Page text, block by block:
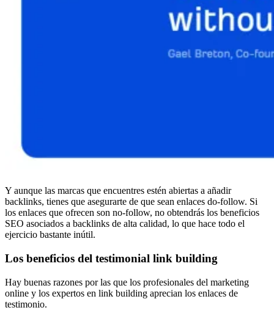
Y aunque las marcas que encuentres estén abiertas a añadir
backlinks, tienes que asegurarte de que sean enlaces do-follow. Si
los enlaces que ofrecen son no-follow, no obtendrás los beneficios
SEO asociados a backlinks de alta calidad, lo que hace todo el
ejercicio bastante inútil.
Los beneficios del testimonial link building
Hay buenas razones por las que los profesionales del marketing
online y los expertos en link building aprecian los enlaces de
testimonio.